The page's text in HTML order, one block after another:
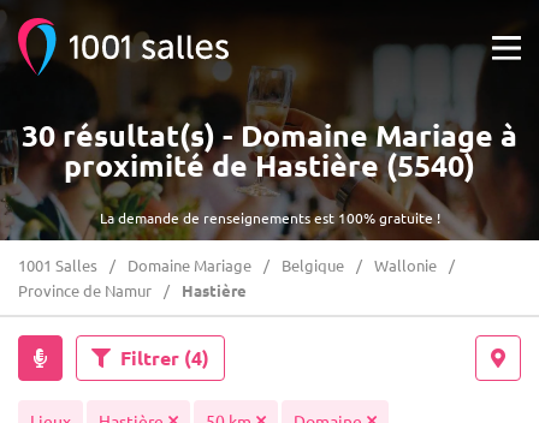
La demande de renseignements est 100% gratuite !
30 résultat(s) - Domaine Mariage à
proximité de Hastière (5540)
1001 Salles Domaine Mariage Belgique
Wallonie
Province de Namur
Hastière
Filtrer (4)